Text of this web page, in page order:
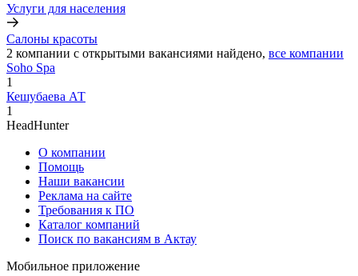
Услуги для населения
Салоны красоты
2 компании с открытыми вакансиями найдено, все компании
Soho Spa
1
Кешубаева АТ
1
HeadHunter
О компании
Помощь
Наши вакансии
Реклама на сайте
Требования к ПО
Каталог компаний
Поиск по вакансиям в Актау
Мобильное приложение